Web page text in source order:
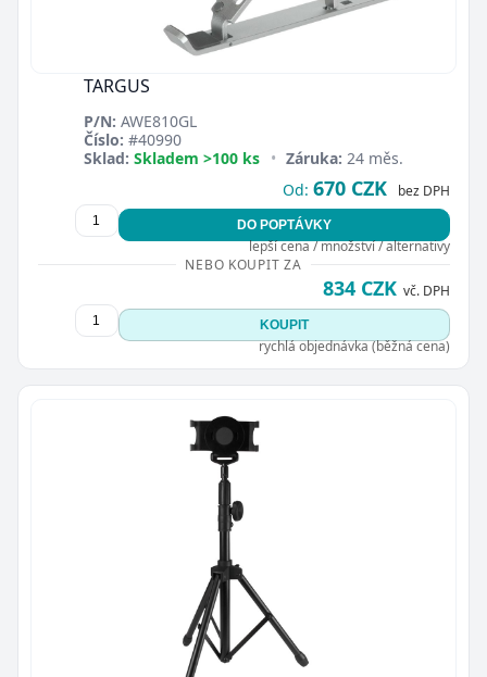
TARGUS
P/N: AWE810GL
Číslo: #40990
Sklad: Skladem >100 ks • Záruka: 24 měs.
Od: 670 CZK bez DPH
DO POPTÁVKY
lepší cena / množství / alternativy
NEBO KOUPIT ZA
834 CZK vč. DPH
KOUPIT
rychlá objednávka (běžná cena)